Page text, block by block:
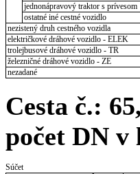
jednonápravový traktor s prívesom
ostatné iné cestné vozidlo
nezistený druh cestného vozidla
električkové dráhové vozidlo - ELEK
trolejbusové dráhové vozidlo - TR
železničné dráhové vozidlo - ZE
nezadané
Cesta č.:
počet DN
Súčet